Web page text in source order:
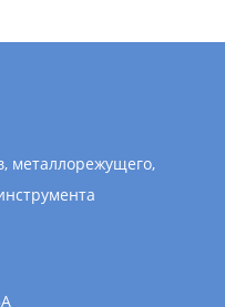
металлорежущего,